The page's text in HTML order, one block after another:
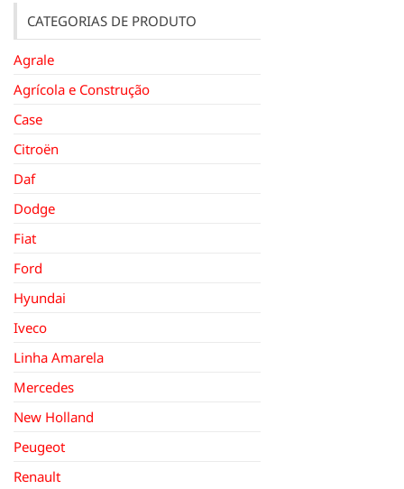
CATEGORIAS DE PRODUTO
Agrale
Agrícola e Construção
Case
Citroën
Daf
Dodge
Fiat
Ford
Hyundai
Iveco
Linha Amarela
Mercedes
New Holland
Peugeot
Renault